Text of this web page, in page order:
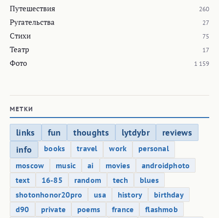
Путешествия 260
Ругательства 27
Стихи 75
Театр 17
Фото 1 159
МЕТКИ
links fun thoughts lytdybr
reviews
info
books travel work
personal
moscow
music ai movies
androidphoto
text
16-85 random tech
blues
shotonhonor20pro
usa history
birthday
d90
private poems france
flashmob